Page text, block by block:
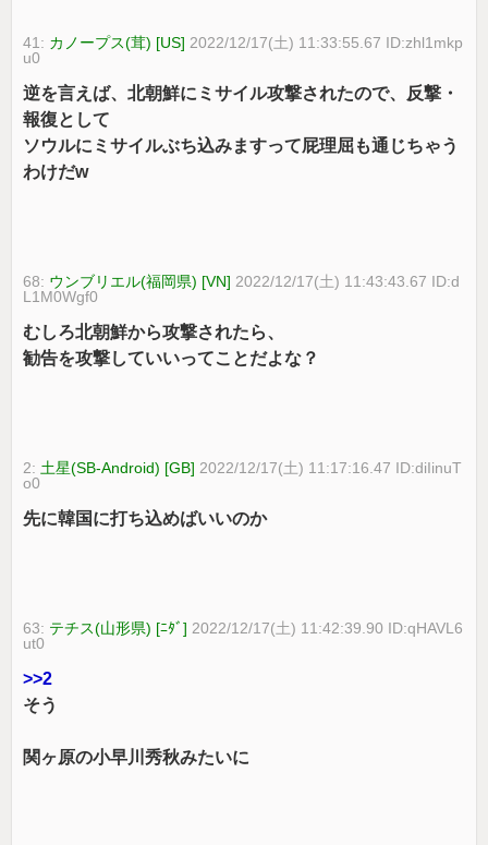
41: カノープス(茸) [US] 2022/12/17(土) 11:33:55.67 ID:zhl1mkp
u0
逆を言えば、北朝鮮にミサイル攻撃されたので、反撃・
報復として
ソウルにミサイルぶち込みますって屁理屈も通じちゃう
わけだw
68: ウンブリエル(福岡県) [VN] 2022/12/17(土) 11:43:43.67 ID:d
L1M0Wgf0
むしろ北朝鮮から攻撃されたら、
勧告を攻撃していいってことだよな？
2: 土星(SB-Android) [GB] 2022/12/17(土) 11:17:16.47 ID:diIinuT
o0
先に韓国に打ち込めばいいのか
63: テチス(山形県) [ﾆﾀﾞ] 2022/12/17(土) 11:42:39.90 ID:qHAVL6
ut0
>>2
そう
関ヶ原の小早川秀秋みたいに